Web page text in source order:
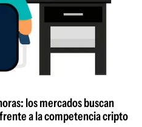
los mercados buscan
a la competencia cripto